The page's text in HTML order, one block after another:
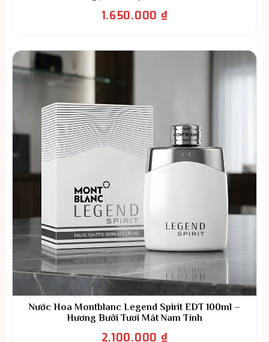
1.650.000 ₫
Nước Hoa Montblanc Legend Spirit EDT 100ml –
Hương Bưởi Tươi Mát Nam Tính
2.100.000 ₫